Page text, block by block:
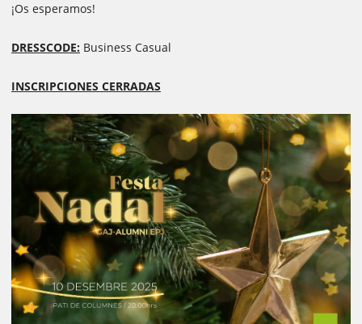
¡Os esperamos!
DRESSCODE: Business Casual
INSCRIPCIONES CERRADAS